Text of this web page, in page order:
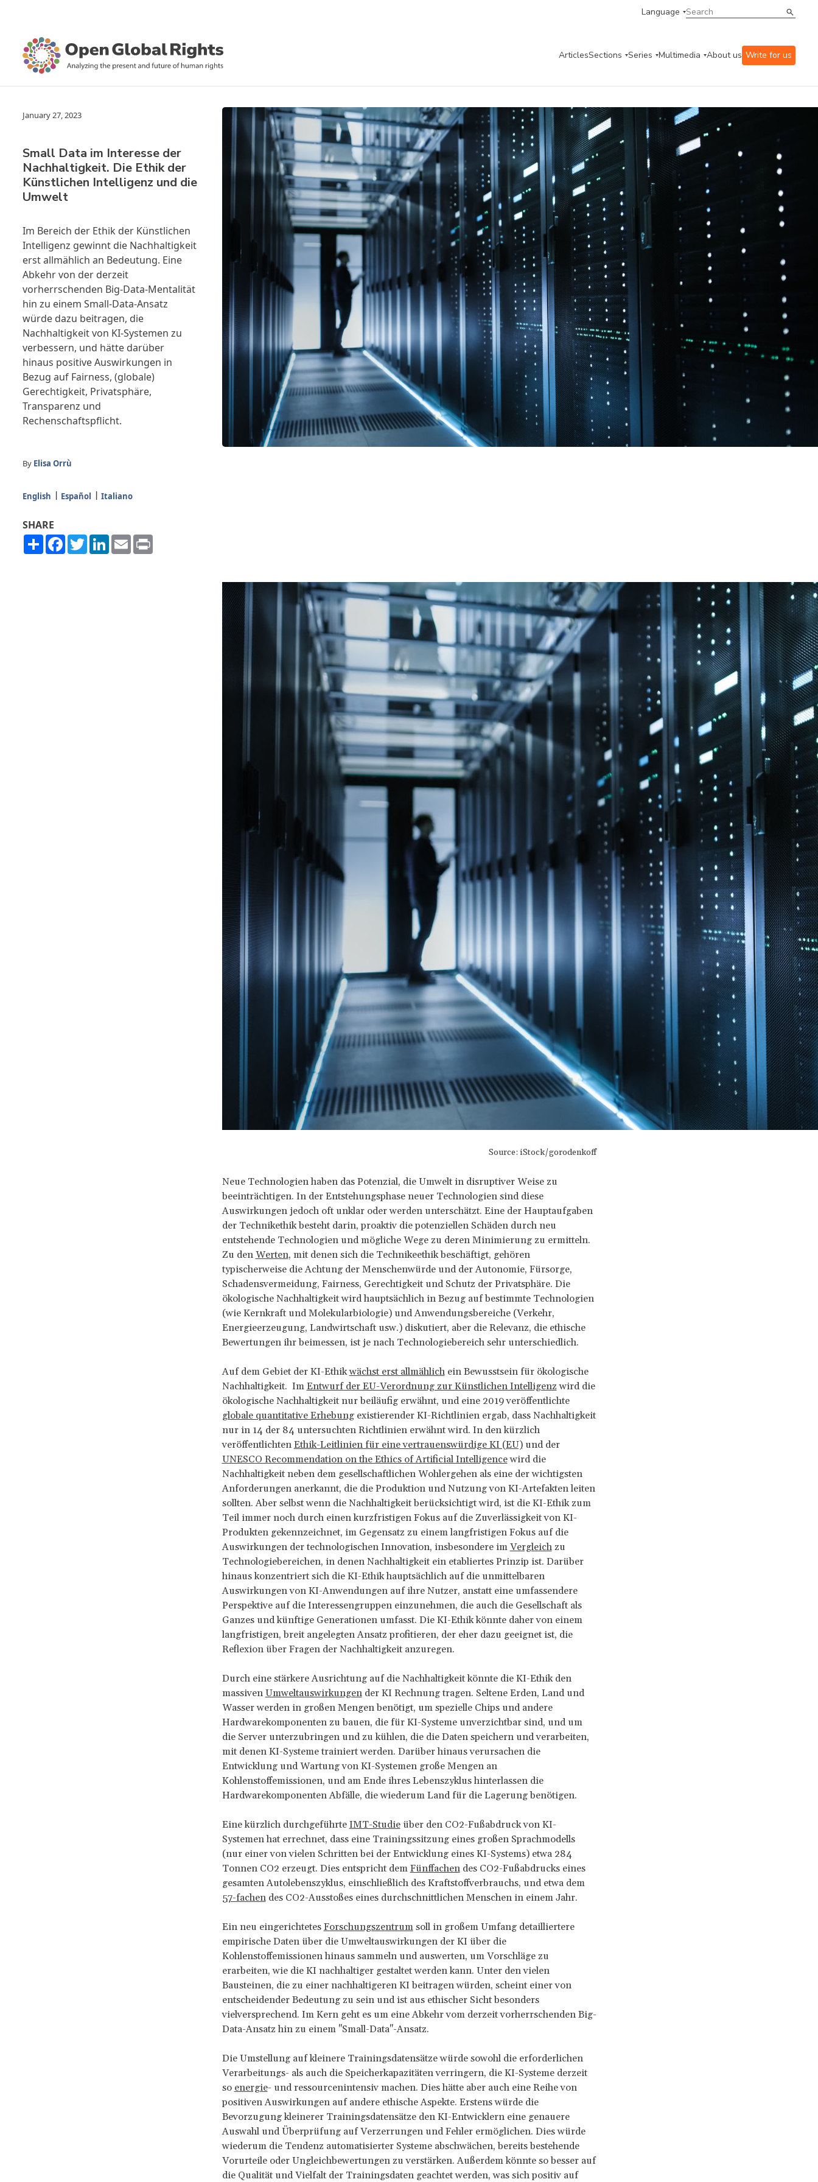
Language
ArticlesSections Series Multimedia About us Write for us
January 27, 2023
Small Data im Interesse der
Nachhaltigkeit. Die Ethik der
Künstlichen Intelligenz und die
Umwelt
Im Bereich der Ethik der Künstlichen
Intelligenz gewinnt die Nachhaltigkeit
erst allmählich an Bedeutung. Eine
Abkehr von der derzeit
vorherrschenden Big-Data-Mentalität
hin zu einem Small-Data-Ansatz
würde dazu beitragen, die
Nachhaltigkeit von KI-Systemen zu
verbessern, und hätte darüber
hinaus positive Auswirkungen in
Bezug auf Fairness, (globale)
Gerechtigkeit, Privatsphäre,
Transparenz und
Rechenschaftspflicht.
By Elisa Orrù
English Español Italiano
SHARE
ShareFacebook
TwitterLinkedIn
Email
Source: iStock/gorodenkoff
Neue Technologien haben das Potenzial, die Umwelt in disruptiver Weise zu
beeinträchtigen. In der Entstehungsphase neuer Technologien sind diese
Auswirkungen jedoch oft unklar oder werden unterschätzt. Eine der Hauptaufgaben
der Technikethik besteht darin, proaktiv die potenziellen Schäden durch neu
entstehende Technologien und mögliche Wege zu deren Minimierung zu ermitteln.
Zu den Werten, mit denen sich die Technikeethik beschäftigt, gehören
typischerweise die Achtung der Menschenwürde und der Autonomie, Fürsorge,
Schadensvermeidung, Fairness, Gerechtigkeit und Schutz der Privatsphäre. Die
ökologische Nachhaltigkeit wird hauptsächlich in Bezug auf bestimmte Technologien
(wie Kernkraft und Molekularbiologie) und Anwendungsbereiche (Verkehr,
Energieerzeugung, Landwirtschaft usw.) diskutiert, aber die Relevanz, die ethische
Bewertungen ihr beimessen, ist je nach Technologiebereich sehr unterschiedlich.
Auf dem Gebiet der KI-Ethikwächst erst allmählichein Bewusstsein für ökologische
Nachhaltigkeit. Im Entwurf der EU-Verordnung zur Künstlichen Intelligenz wird die
ökologische Nachhaltigkeit nur beiläufig erwähnt, und eine 2019 veröffentlichte
globale quantitative Erhebungexistierender KI-Richtlinien ergab, dass Nachhaltigkeit
nur in 14 der 84 untersuchten Richtlinien erwähnt wird. In den kürzlich
veröffentlichten Ethik-Leitlinien für eine vertrauenswürdige KI (EU)und der
UNESCO Recommendation on the Ethics of Artificial Intelligencewird die
Nachhaltigkeit neben dem gesellschaftlichen Wohlergehen als eine der wichtigsten
Anforderungen anerkannt, die die Produktion und Nutzung von KI-Artefakten leiten
sollten. Aber selbst wenn die Nachhaltigkeit berücksichtigt wird, ist die KI-Ethik zum
Teil immer noch durch einen kurzfristigen Fokus auf die Zuverlässigkeit von KI-
Produkten gekennzeichnet, im Gegensatz zu einem langfristigen Fokus auf die
Auswirkungen der technologischen Innovation, insbesondere im Vergleichzu
Technologiebereichen, in denen Nachhaltigkeit ein etabliertes Prinzip ist. Darüber
hinaus konzentriert sich die KI-Ethik hauptsächlich auf die unmittelbaren
Auswirkungen von KI-Anwendungen auf ihre Nutzer, anstatt eine umfassendere
Perspektive auf die Interessengruppen einzunehmen, die auch die Gesellschaft als
Ganzes und künftige Generationen umfasst. Die KI-Ethik könnte daher von einem
langfristigen, breit angelegten Ansatz profitieren, der eher dazu geeignet ist, die
Reflexion über Fragen der Nachhaltigkeit anzuregen.
Durch eine stärkere Ausrichtung auf die Nachhaltigkeit könnte die KI-Ethik den
massiven Umweltauswirkungender KI Rechnung tragen. Seltene Erden, Land und
Wasser werden in großen Mengen benötigt, um spezielle Chips und andere
Hardwarekomponenten zu bauen, die für KI-Systeme unverzichtbar sind, und um
die Server unterzubringen und zu kühlen, die die Daten speichern und verarbeiten,
mit denen KI-Systeme trainiert werden. Darüber hinaus verursachen die
Entwicklung und Wartung von KI-Systemen große Mengen an
Kohlenstoffemissionen, und am Ende ihres Lebenszyklus hinterlassen die
Hardwarekomponenten Abfälle, die wiederum Land für die Lagerung benötigen.
Eine kürzlich durchgeführte IMT-Studieüber den CO2-Fußabdruck von KI-
Systemen hat errechnet, dass eine Trainingssitzung eines großen Sprachmodells
(nur einer von vielen Schritten bei der Entwicklung eines KI-Systems) etwa 284
Tonnen CO2 erzeugt. Dies entspricht dem Fünffachendes CO2-Fußabdrucks eines
gesamten Autolebenszyklus, einschließlich des Kraftstoffverbrauchs, und etwa dem
57-fachendes CO2-Ausstoßes eines durchschnittlichen Menschen in einem Jahr.
Ein neu eingerichtetes Forschungszentrumsoll in großem Umfang detailliertere
empirische Daten über die Umweltauswirkungen der KI über die
Kohlenstoffemissionen hinaus sammeln und auswerten, um Vorschläge zu
erarbeiten, wie die KI nachhaltiger gestaltet werden kann. Unter den vielen
Bausteinen, die zu einer nachhaltigeren KI beitragen würden, scheint einer von
entscheidender Bedeutung zu sein und ist aus ethischer Sicht besonders
vielversprechend. Im Kern geht es um eine Abkehr vom derzeit vorherrschenden Big-
Data-Ansatz hin zu einem "Small-Data"-Ansatz.
Die Umstellung auf kleinere Trainingsdatensätze würde sowohl die erforderlichen
Verarbeitungs- als auch die Speicherkapazitäten verringern, die KI-Systeme derzeit
so energie- und ressourcenintensiv machen. Dies hätte aber auch eine Reihe von
positiven Auswirkungen auf andere ethische Aspekte. Erstens würde die
Bevorzugung kleinerer Trainingsdatensätze den KI-Entwicklern eine genauere
Auswahl und Überprüfung auf Verzerrungen und Fehler ermöglichen. Dies würde
wiederum die Tendenz automatisierter Systeme abschwächen, bereits bestehende
Vorurteile oder Ungleichbewertungen zu verstärken. Außerdem könnte so besser auf
die Qualität und Vielfalt der Trainingsdaten geachtet werden, was sich positiv auf